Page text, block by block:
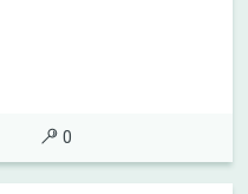
0